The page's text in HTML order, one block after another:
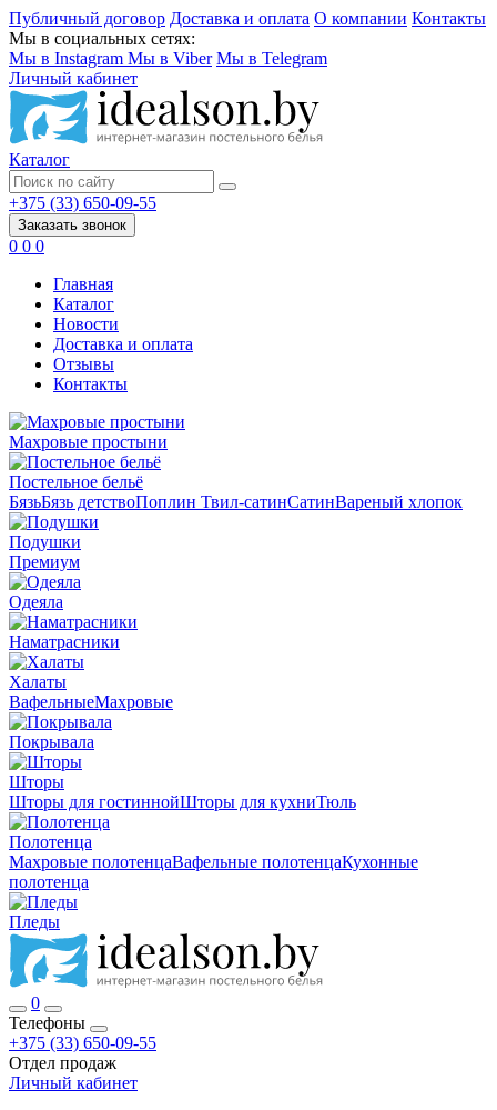
Публичный договор Доставка и оплата О компании Контакты
Мы в социальных сетях:
Мы в Instagram Мы в Viber Мы в Telegram
Личный кабинет
Каталог
+375 (33) 650-09-55
Заказать звонок
0 0 0
Главная
Каталог
Новости
Доставка и оплата
Отзывы
Контакты
Махровые простыни
Постельное бельё
БязьБязь детствоПоплин Твил-сатинСатинВареный хлопок
Подушки
Премиум
Одеяла
Наматрасники
Халаты
ВафельныеМахровые
Покрывала
Шторы
Шторы для гостиннойШторы для кухниТюль
Полотенца
Махровые полотенцаВафельные полотенцаКухонные
полотенца
Пледы
0
Телефоны
+375 (33) 650-09-55
Отдел продаж
Личный кабинет